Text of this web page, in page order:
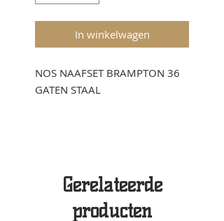
In winkelwagen
NOS NAAFSET BRAMPTON 36
GATEN STAAL
Gerelateerde
producten